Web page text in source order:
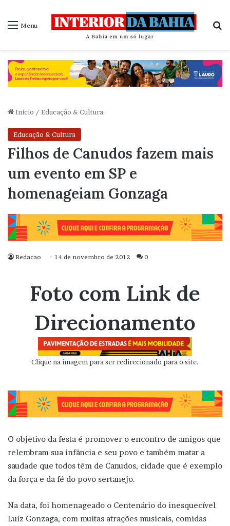
Menu
Início / Educação & Cultura
Educação & Cultura
Filhos de Canudos fazem mais
um evento em SP e
homenageiam Gonzaga
Redacao 14 de novembro de 2012 0
Foto com Link de
Direcionamento
Clique na imagem para ser redirecionado para o site.
O objetivo da festa é promover o encontro de amigos que
relembram sua infância e seu povo e também matar a
saudade que todos têm de Canudos, cidade que é exemplo
da força e da fé do povo sertanejo.
Na data, foi homenageado o Centenário do inesquecível
Luíz Gonzaga, com muitas atrações musicais, comidas